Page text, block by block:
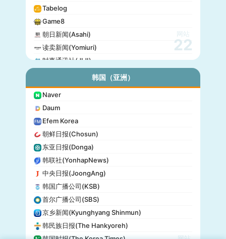
Tabelog
Game8
朝日新闻(Asahi)
读卖新闻(Yomiuri)
时事通讯社(JIJI)
产经新闻(Sankei)
东京放送(TBS)
朝日电视台(TV Asahi)
东京电视台(TV Tokyo)
日本电视台(NTV)
富士电视台(Fuji TV)
日本时报(Japan Times)
网站
22
韩国（亚洲）
Naver
Daum
Efem Korea
朝鲜日报(Chosun)
东亚日报(Donga)
韩联社(YonhapNews)
中央日报(JoongAng)
韩国广播公司(KSB)
首尔广播公司(SBS)
京乡新闻(Kyunghyang Shinmun)
韩民族日报(The Hankyoreh)